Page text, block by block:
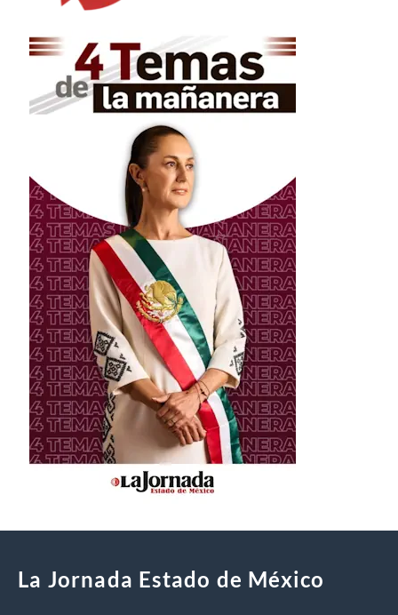
La Jornada Estado de México